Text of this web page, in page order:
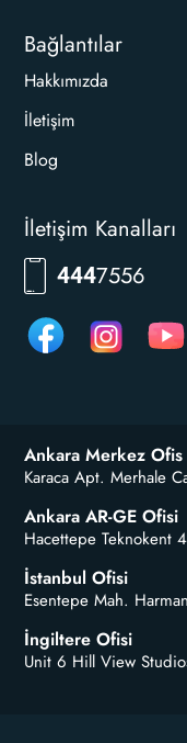
Bağlantılar
Hakkımızda
İletişim
Blog
İletişim Kanalları
4447556
Ankara Merkez Ofis
Karaca Apt. Merhale
Ankara AR-GE Ofisi
Hacettepe Teknokent
İstanbul Ofisi
Esentepe Mah.
İngiltere Ofisi
Unit 6 Hill View